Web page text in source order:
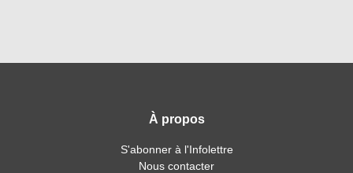
À propos
S'abonner à l'Infolettre
Nous contacter